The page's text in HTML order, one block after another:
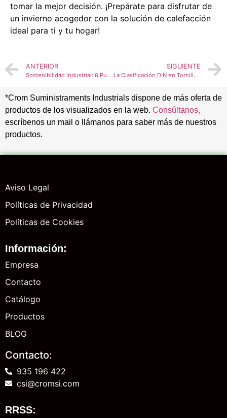
tomar la mejor decisión. ¡Prepárate para disfrutar de
un invierno acogedor con la solución de calefacción
ideal para ti y tu hogar!
ANTERIOR
Sostenibilidad Industrial: 8 Puntos Claves
SIGUIENTE
La Clasificación DIN en Tornillería: Una Guía Rápida
*Crom Suministraments Industrials dispone de más oferta de
productos de los visualizados en la web. Consúltanos,
escríbenos un mail o llámanos para saber más de nuestros
productos.
Aviso Legal
Políticas de Privacidad
Políticas de Cookies
Información:
Empresa
Contacto
Catálogo
Productos
BLOG
Contacto:
935 196 422
csi@cromsi.com
RRSS: